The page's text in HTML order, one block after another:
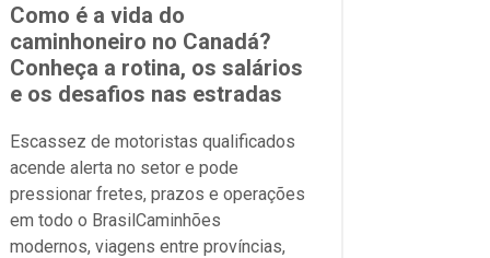
Como é a vida do
caminhoneiro no Canadá?
Conheça a rotina, os salários
e os desafios nas estradas
Escassez de motoristas qualificados
acende alerta no setor e pode
pressionar fretes, prazos e operações
em todo o BrasilCaminhões
modernos, viagens entre províncias,